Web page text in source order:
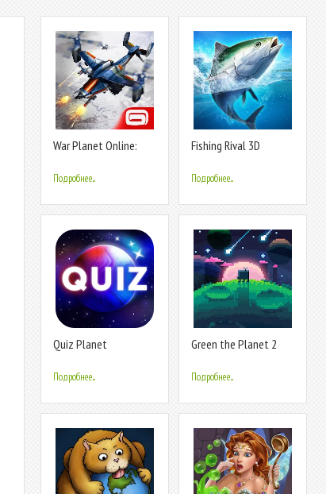
War Planet Online:
Подробнее...
Fishing Rival 3D
Подробнее...
Quiz Planet
Подробнее...
Green the Planet 2
Подробнее...